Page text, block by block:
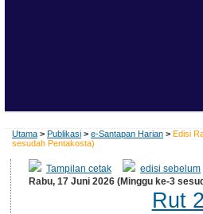
Utama > Publikasi > e-Santapan Harian > Edisi
sesudah Pentakosta)
Tampilan cetak edisi sebelum
Rabu, 17 Juni 2026 (Minggu ke-3
Rut 2